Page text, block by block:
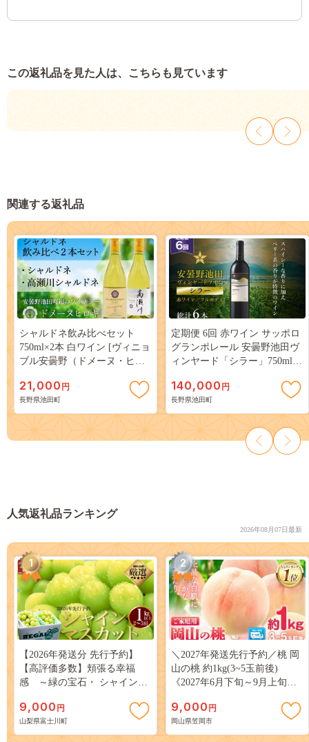
この返礼品を見た人は、こちらも見ています
関連する返礼品
シャルドネ飲み比べセット
750ml×2本 白ワイン [ヴィニョ
ブル安曇野（ドメーヌ・ヒロ
白ワイン お酒 酒
21,000 円
長野県池田町
定期便 6回 赤ワイン サッポロ
グランポレール 安曇野池田ヴ
ィンヤード「シラー」750ml
ソヨソヨ 長野県 池田町
48110856] 赤 ワイン わいん 赤
わいん フルボディ 濃厚 凝縮
お酒 酒 ふるさと納税
140,000 円
長野県池田町
人気返礼品ランキング
2026年08月07日最新
1
【2026年発送分 先行予約】
【高評価多数】頬張る幸福
感 ～緑の宝石・ シャインマ
３房） フルーツ 山梨県産 果
物 くだもの シャイン マスカ
ット ぶどう ブドウ 葡萄 大粒
9,000 円
山梨県富士川町
2
＼2027年発送先行予約／桃 岡
山の桃 約1kg(3~5玉前後)
《2027年6月下旬～9月上旬頃
岡山 はくとう スイーツ フル
ーツ 果物 デザート 旬 モモ も
も 先行予約 送料無料 果物 岡
9,000 円
岡山県笠岡市